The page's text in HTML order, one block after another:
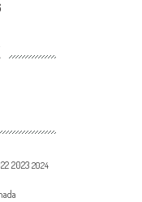
2023 2024